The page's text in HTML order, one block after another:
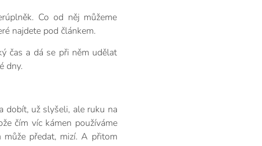
Co od něj můžeme
najdete pod článkem.
čas a dá se při něm udělat
dny.
dobít, už slyšeli, ale ruku na
čím víc kámen používáme
předat, mizí. A přitom